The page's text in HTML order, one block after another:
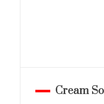
Cream